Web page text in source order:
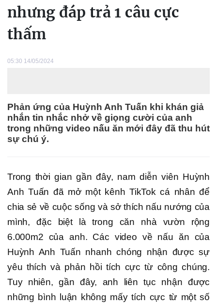
nhưng đáp trả 1 câu cực
thấm
05:30 14/05/2024
Phản ứng của Huỳnh Anh Tuấn khi khán giả
nhắn tin nhắc nhở về giọng cười của anh
trong những video nấu ăn mới đây đã thu hút
sự chú ý.
Trong thời gian gần đây, nam diễn viên Huỳnh
Anh Tuấn đã mở một kênh TikTok cá nhân để
chia sẻ về cuộc sống và sở thích nấu nướng của
mình, đặc biệt là trong căn nhà vườn rộng
6.000m2 của anh. Các video về nấu ăn của
Huỳnh Anh Tuấn nhanh chóng nhận được sự
yêu thích và phản hồi tích cực từ công chúng.
Tuy nhiên, gần đây, anh liên tục nhận được
những bình luận không mấy tích cực từ một số